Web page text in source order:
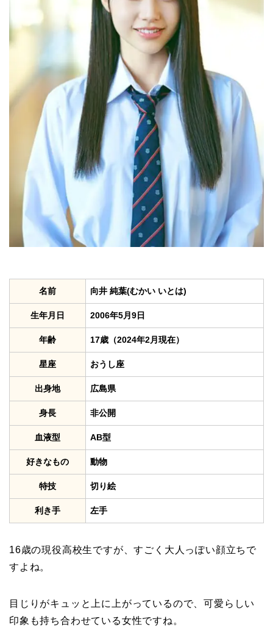
名前 向井 純葉(むかい いとは)
生年月日 2006年5月9日
年齢 17歳（2024年2月現在）
星座 おうし座
出身地 広島県
身長 非公開
血液型 AB型
好きなもの 動物
特技 切り絵
利き手 左手
16歳の現役高校生ですが、すごく大人っぽい顔立ちで
すよね。
目じりがキュッと上に上がっているので、可愛らしい
印象も持ち合わせている女性ですね。